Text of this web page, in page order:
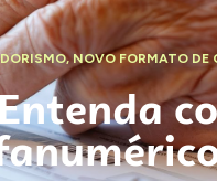
,NOVO FORMATO DE